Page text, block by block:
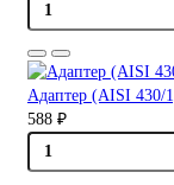
Адаптер (AISI
588 ₽